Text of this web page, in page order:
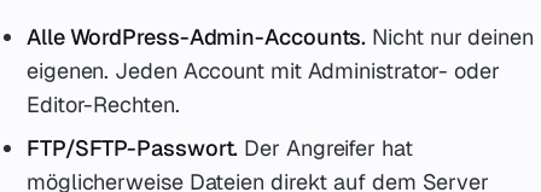
Alle WordPress-Admin-Accounts. Nicht nur deinen
eigenen. Jeden Account mit Administrator- oder
Editor-Rechten.
FTP/SFTP-Passwort. Der Angreifer hat
möglicherweise Dateien direkt auf dem Server